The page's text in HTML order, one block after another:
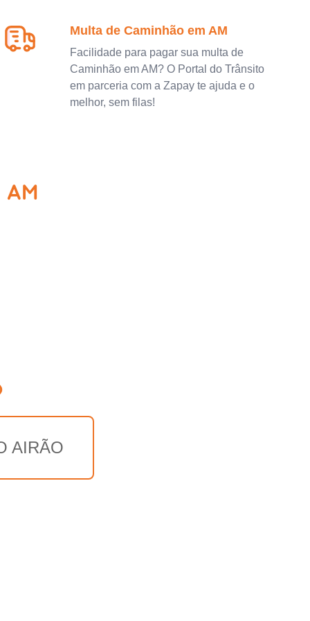
Multa de Caminhão em AM
Facilidade para pagar sua multa de
Caminhão em AM? O Portal do Trânsito
em parceria com a Zapay te ajuda e o
melhor, sem filas!
AIRÃO